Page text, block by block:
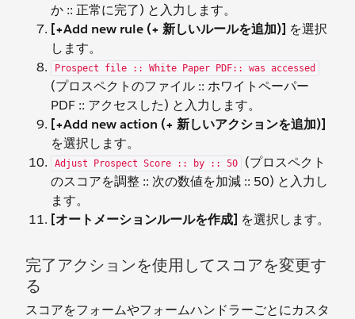
か :: 正常に完了) と入力します。
[+Add new rule (+ 新しいルールを追加)] を選択
します。
Prospect file :: White Paper PDF:: was accessed
(プロスペクトのファイル :: ホワイトペーパー
PDF :: アクセスした) と入力します。
[+Add new action (+ 新しいアクションを追加)]
を選択します。
Adjust Prospect Score :: by :: 50
(プロスペクト
のスコアを調整 :: 次の数値を加減 :: 50) と入力し
ます。
[オートメーションルールを作成] を選択します。
完了アクションを使用してスコアを変更す
る
スコアをフォームやフォームハンドラーごとにカスタ